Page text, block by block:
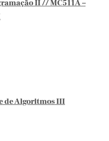
II // MC511A –
de Algoritmos III